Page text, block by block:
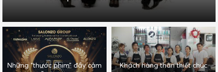
Những “thước phim” đầy cảm
Khách hàng thân thiết chúc